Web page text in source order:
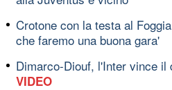
Crotone con la testa al
che faremo una buona gara'
Dimarco-Diouf, l'Inter vince
VIDEO